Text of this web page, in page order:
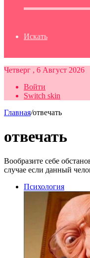
Искать
Четверг , 6 Август 2026
Войти
Switch skin
Главная/отвечать
отвечать
Вообразите себе
случае если данный
Психология